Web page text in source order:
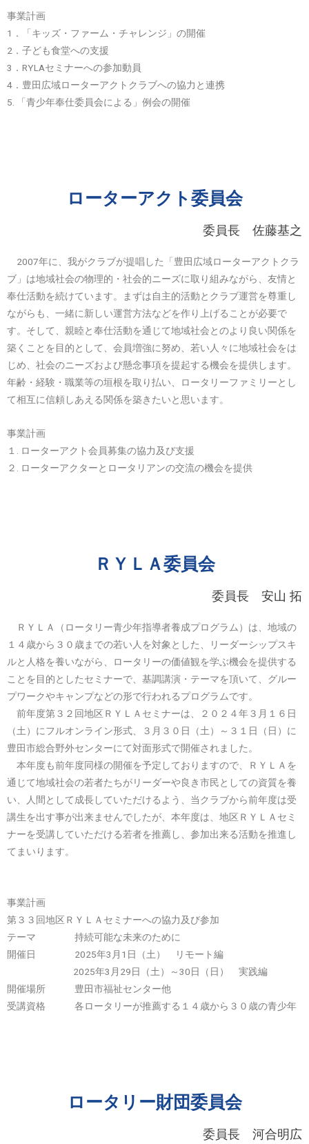
事業計画
1．「キッズ・ファーム・チャレンジ」の開催
2．子ども食堂への支援
3．RYLAセミナーへの参加動員
4．豊田広域ローターアクトクラブへの協力と連携
5. 「青少年奉仕委員会による」例会の開催
ローターアクト委員会
委員長 佐藤基之
2007年に、我がクラブが提唱した「豊田広域ローターアクトクラ
ブ」は地域社会の物理的・社会的ニーズに取り組みながら、友情と
奉仕活動を続けています。まずは自主的活動とクラブ運営を尊重し
ながらも、一緒に新しい運営方法などを作り上げることが必要で
す。そして、親睦と奉仕活動を通じて地域社会とのより良い関係を
築くことを目的として、会員増強に努め、若い人々に地域社会をは
じめ、社会のニーズおよび懸念事項を提起する機会を提供します。
年齢・経験・職業等の垣根を取り払い、ロータリーファミリーとし
て相互に信頼しあえる関係を築きたいと思います。
事業計画
１. ローターアクト会員募集の協力及び支援
２. ローターアクターとロータリアンの交流の機会を提供
ＲＹＬＡ委員会
委員長 安山 拓
ＲＹＬＡ（ロータリー青少年指導者養成プログラム）は、地域の
１４歳から３０歳までの若い人を対象とした、リーダーシップスキ
ルと人格を養いながら、ロータリーの価値観を学ぶ機会を提供する
ことを目的としたセミナーで、基調講演・テーマを頂いて、グルー
プワークやキャンプなどの形で行われるプログラムです。
前年度第３２回地区ＲＹＬＡセミナーは、２０２４年３月１６日
（土）にフルオンライン形式、３月３０日（土）～３１日（日）に
豊田市総合野外センターにて対面形式で開催されました。
本年度も前年度同様の開催を予定しておりますので、ＲＹＬＡを
通じて地域社会の若者たちがリーダーや良き市民としての資質を養
い、人間として成長していただけるよう、当クラブから前年度は受
講生を出す事が出来ませんでしたが、本年度は、地区ＲＹＬＡセミ
ナーを受講していただける若者を推薦し、参加出来る活動を推進し
てまいります。
事業計画
第３３回地区ＲＹＬＡセミナーへの協力及び参加
テーマ 持続可能な未来のために
開催日 2025年3月1日（土） リモート編
2025年3月29日（土）～30日（日） 実践編
開催場所 豊田市福祉センター他
受講資格 各ロータリーが推薦する１４歳から３０歳の青少年
ロータリー財団委員会
委員長 河合明広